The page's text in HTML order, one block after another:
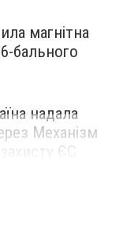
магнітна
бального
надала
Механізм
ЄС